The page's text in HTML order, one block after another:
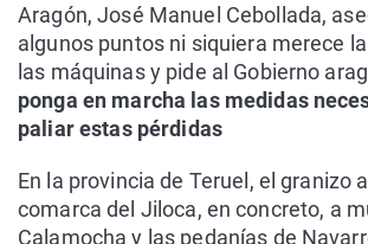
Aragón, José Manuel Cebollada,
algunos puntos ni siquiera merece
las máquinas y pide al Gobierno
ponga en marcha las medidas
paliar estas pérdidas
En la provincia de Teruel, el granizo
comarca del Jiloca, en concreto, a
Calamocha y las pedanías de